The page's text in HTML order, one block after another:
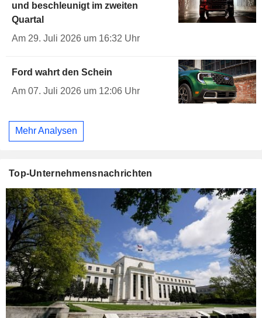
und beschleunigt im zweiten
Quartal
Am 29. Juli 2026 um 16:32 Uhr
Ford wahrt den Schein
Am 07. Juli 2026 um 12:06 Uhr
Mehr Analysen
Top-Unternehmensnachrichten